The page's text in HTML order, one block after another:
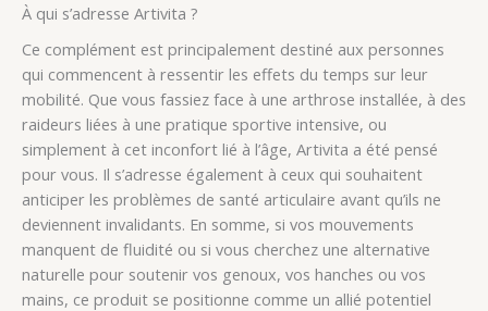
À qui s’adresse Artivita ?
Ce complément est principalement destiné aux personnes
qui commencent à ressentir les effets du temps sur leur
mobilité. Que vous fassiez face à une arthrose installée, à des
raideurs liées à une pratique sportive intensive, ou
simplement à cet inconfort lié à l’âge, Artivita a été pensé
pour vous. Il s’adresse également à ceux qui souhaitent
anticiper les problèmes de santé articulaire avant qu’ils ne
deviennent invalidants. En somme, si vos mouvements
manquent de fluidité ou si vous cherchez une alternative
naturelle pour soutenir vos genoux, vos hanches ou vos
mains, ce produit se positionne comme un allié potentiel